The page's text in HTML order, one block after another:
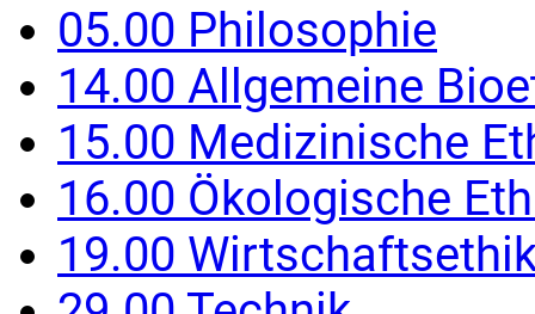
05.00 Philosophie
14.00 Allgemeine
15.00 Medizinische
16.00 Ökologische
19.00